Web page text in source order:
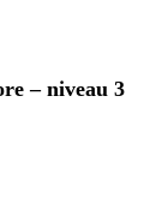
– niveau 3